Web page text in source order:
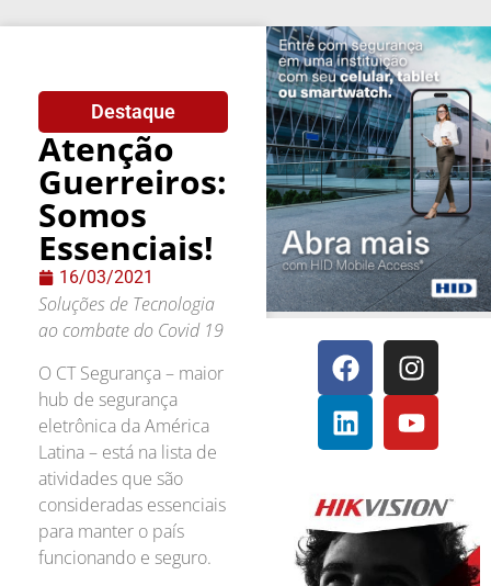
Destaque
Atenção
Guerreiros:
Somos
Essenciais!
16/03/2021
Soluções de Tecnologia
ao combate do Covid 19
O CT Segurança – maior
hub de segurança
eletrônica da América
Latina – está na lista de
atividades que são
consideradas essenciais
para manter o país
funcionando e seguro.